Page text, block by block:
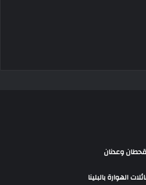
وعدنان
الهوارة بالبلينا